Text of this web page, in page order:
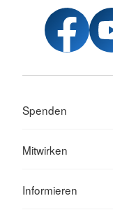
Spenden
Mitwirken
Informieren